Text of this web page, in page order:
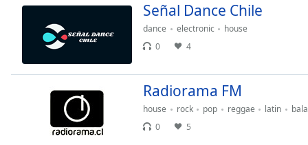
Color
Señal Dance Chile
dance electronic
house
0
4
Radiorama FM
house rock pop reggae latin
0
5